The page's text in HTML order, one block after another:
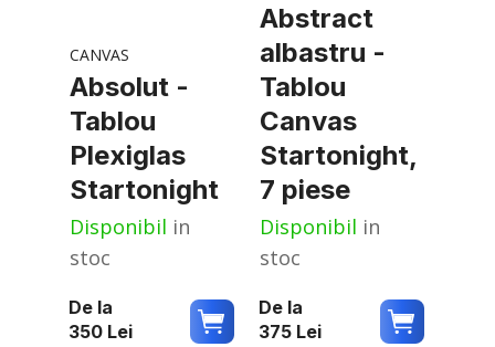
CANVAS
Absolut -
Tablou
Plexiglas
Startonight
Disponibil in
stoc
De la
350 Lei
Abstract
albastru -
Tablou
Canvas
Startonight,
7 piese
Disponibil in
stoc
De la
375 Lei